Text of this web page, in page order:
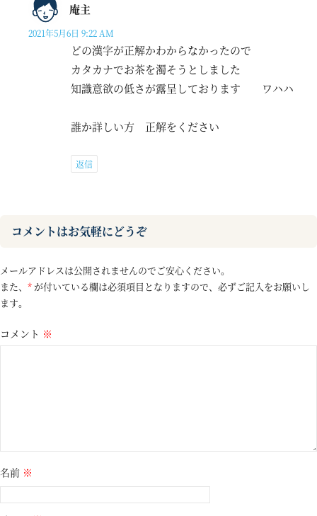
庵主
2021年5月6日 9:22 AM
どの漢字が正解かわからなかったので
カタカナでお茶を濁そうとしました
知識意欲の低さが露呈しております ワハハ
誰か詳しい方 正解をください
返信
コメントはお気軽にどうぞ
メールアドレスは公開されませんのでご安心ください。
また、 * が付いている欄は必須項目となりますので、必ずご記入をお願いし
ます。
コメント ※
名前 ※